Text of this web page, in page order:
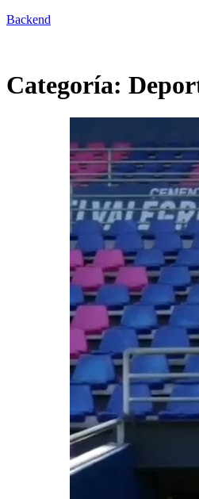
Backend
Categoría: